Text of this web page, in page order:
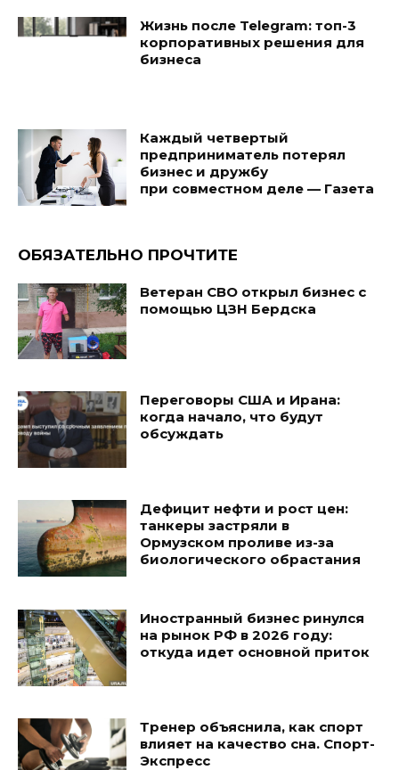
Жизнь после Telegram: топ-3
корпоративных решения для
бизнеса
Каждый четвертый
предприниматель потерял
бизнес и дружбу
при совместном деле — Газета
ОБЯЗАТЕЛЬНО ПРОЧТИТЕ
Ветеран СВО открыл бизнес с
помощью ЦЗН Бердска
Переговоры США и Ирана:
когда начало, что будут
обсуждать
Дефицит нефти и рост цен:
танкеры застряли в
Ормузском проливе из-за
биологического обрастания
Иностранный бизнес ринулся
на рынок РФ в 2026 году:
откуда идет основной приток
Тренер объяснила, как спорт
влияет на качество сна. Спорт-
Экспресс